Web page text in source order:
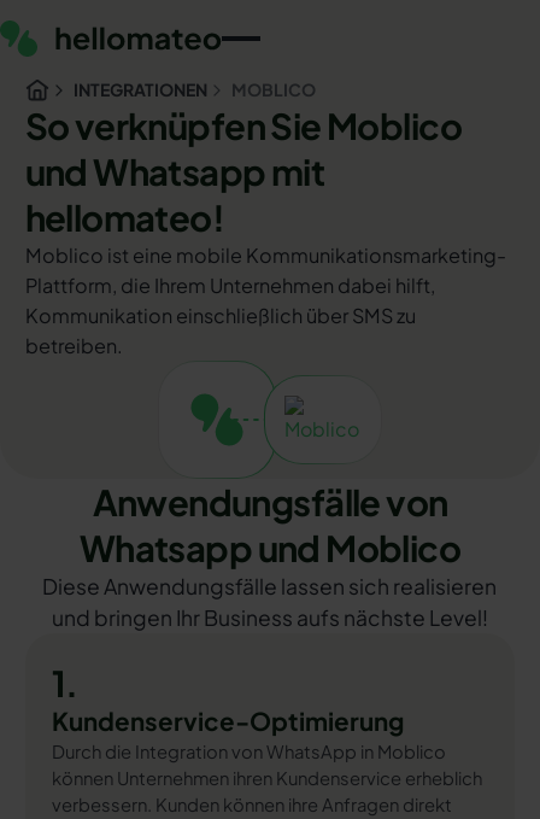
INTEGRATIONEN MOBLICO
So verknüpfen Sie Moblico
und Whatsapp mit
hellomateo!
Moblico ist eine mobile Kommunikationsmarketing-
Plattform, die Ihrem Unternehmen dabei hilft,
Kommunikation einschließlich über SMS zu
betreiben.
Anwendungsfälle von
Whatsapp und Moblico
Diese Anwendungsfälle lassen sich realisieren
und bringen Ihr Business aufs nächste Level!
1.
Kundenservice-Optimierung
Durch die Integration von WhatsApp in Moblico
können Unternehmen ihren Kundenservice erheblich
verbessern. Kunden können ihre Anfragen direkt